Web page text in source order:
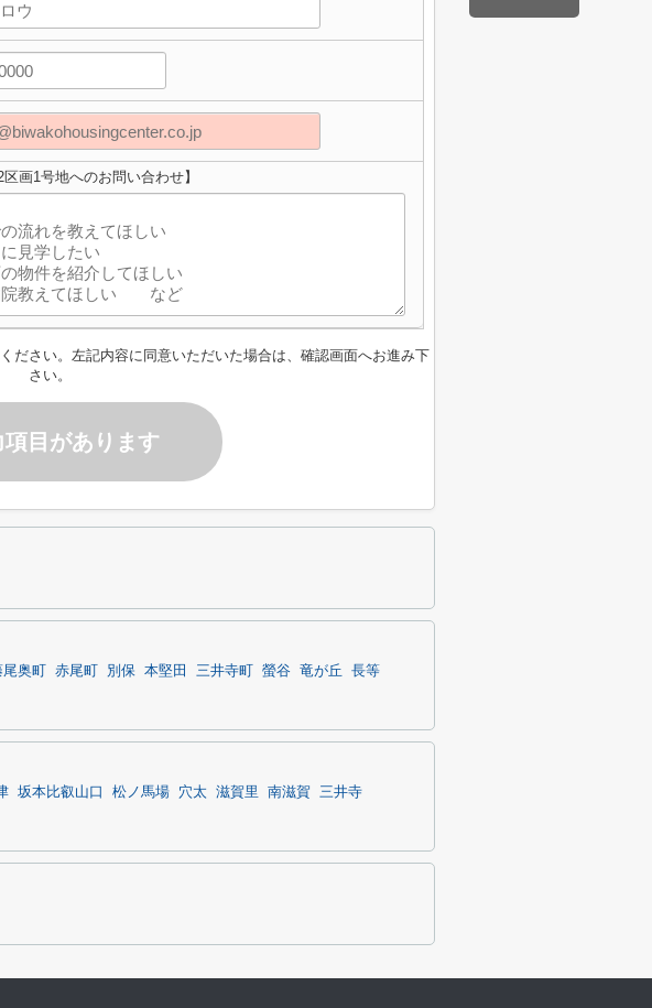
画1号地へのお問い合わせ】
ださい。左記内容に同意いただいた場合は、確認画面へお進み下
さい。
項目があります
奥町 赤尾町 別保 本堅田 三井寺町 螢谷 竜が丘
長等
坂本比叡山口 松ノ馬場 穴太 滋賀里 南滋賀 三井寺